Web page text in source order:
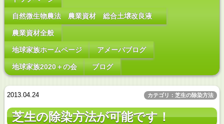
自然微生物農法 農業資材 総合土壌改良液
農業資材全般
地球家族ホームページ アメーバブログ
地球家族2020＋の会 ブログ
2013.04.24 カテゴリ：芝生の除染方法
芝生の除染方法が可能です！